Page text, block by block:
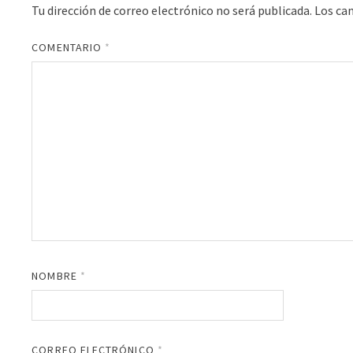
Tu dirección de correo electrónico no será publicada. Los
COMENTARIO *
NOMBRE *
CORREO ELECTRÓNICO *